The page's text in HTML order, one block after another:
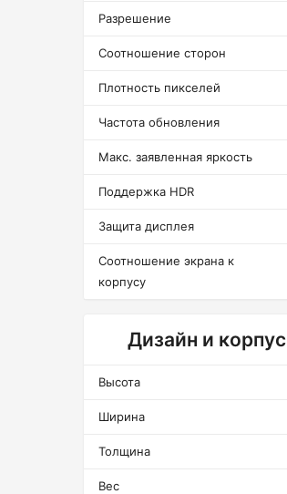
Разрешение
Соотношение сторон
Плотность пикселей
Частота обновления
Макс. заявленная яркость
Поддержка HDR
Защита дисплея
Соотношение экрана к
корпусу
Дизайн и корпус
Высота
Ширина
Толщина
Вес